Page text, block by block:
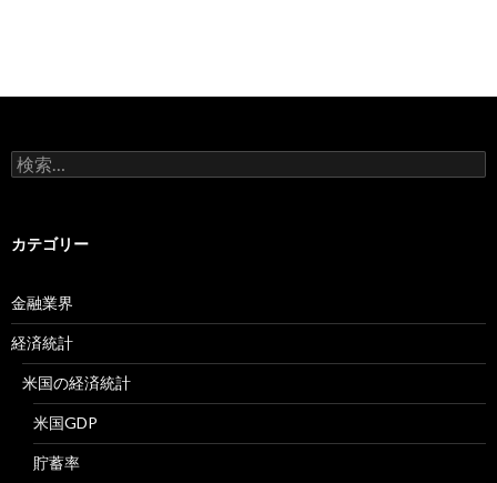
検
索:
カテゴリー
金融業界
経済統計
米国の経済統計
米国GDP
貯蓄率